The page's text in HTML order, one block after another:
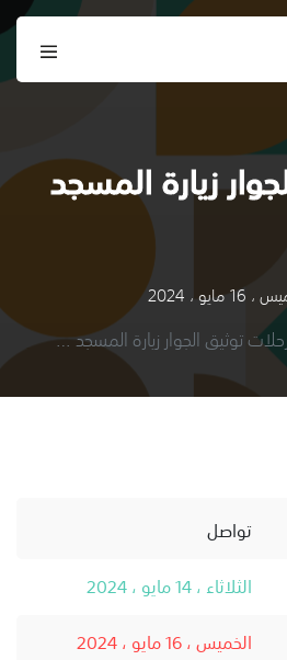
زيارة المسجد
رحلات توثيق الجوار زيارة المسجد النبوي
تواصل
الثلاثاء ، 14 مايو ، 2024
الخميس ، 16 مايو ، 2024